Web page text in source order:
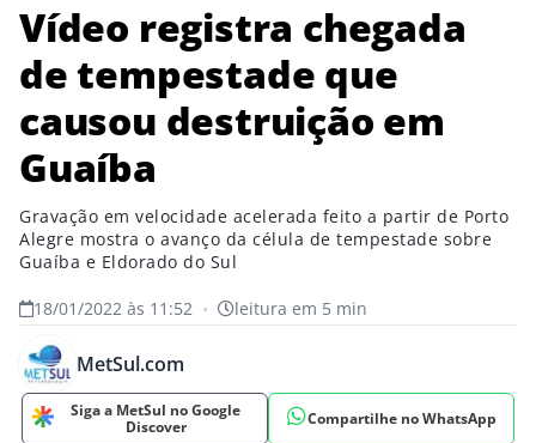
Vídeo registra chegada
de tempestade que
causou destruição em
Guaíba
Gravação em velocidade acelerada feito a partir de Porto
Alegre mostra o avanço da célula de tempestade sobre
Guaíba e Eldorado do Sul
18/01/2022 às 11:52 • leitura em 5 min
MetSul.com
Siga a MetSul no Google
Discover
Compartilhe no WhatsApp